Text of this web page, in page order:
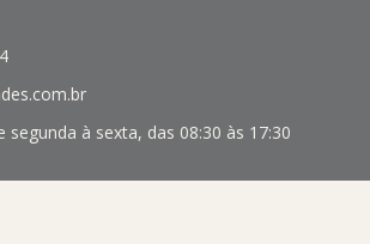
segunda à sexta, das 08:30 às 17:30